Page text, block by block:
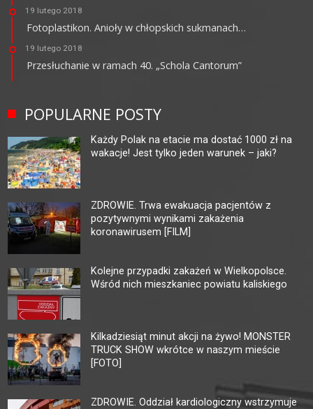
19 lutego 2018
Fotoplastikon. Anioły w chłopskich sukmanach…
19 lutego 2018
Przesłuchanie w ramach 40. „Schola Cantorum”
POPULARNE POSTY
Każdy Polak na etacie ma dostać 1000 zł na
wakacje! Jest tylko jeden warunek – jaki?
ZDROWIE. Trwa ewakuacja pacjentów z
pozytywnymi wynikami zakażenia
koronawirusem [FILM]
Kolejne przypadki zakażeń w Wielkopolsce.
Wśród nich mieszkaniec powiatu kaliskiego
Kilkadziesiąt minut akcji na żywo! MONSTER
TRUCK SHOW wkrótce w naszym mieście
[FOTO]
ZDROWIE. Oddział kardiologiczny wstrzymuje